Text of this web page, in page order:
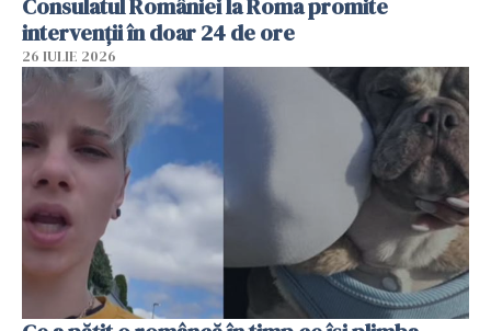
Consulatul României la Roma promite
intervenții în doar 24 de ore
26 IULIE 2026